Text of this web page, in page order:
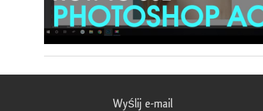
Wyślij e-mail